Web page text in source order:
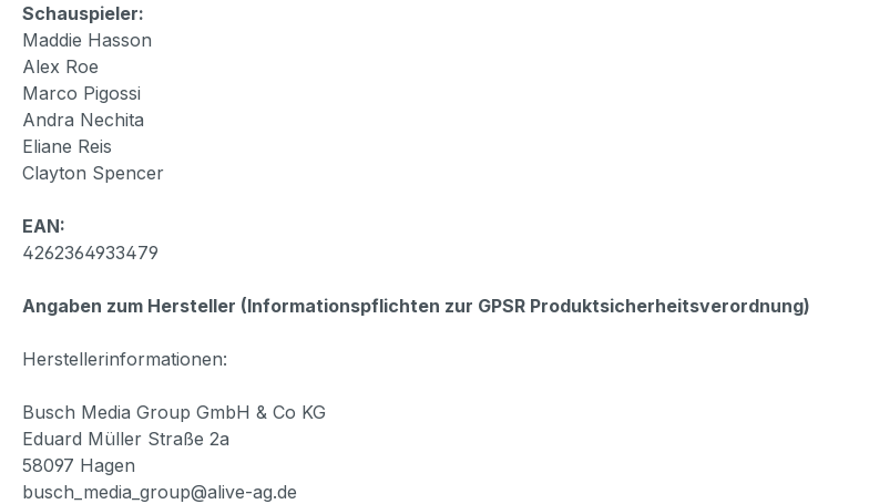
Schauspieler:
Maddie Hasson
Alex Roe
Marco Pigossi
Andra Nechita
Eliane Reis
Clayton Spencer
EAN:
4262364933479
Angaben zum Hersteller (Informationspflichten zur GPSR Produktsicherheitsverordnung)
Herstellerinformationen:
Busch Media Group GmbH & Co KG
Eduard Müller Straße 2a
58097 Hagen
busch_media_group@alive-ag.de